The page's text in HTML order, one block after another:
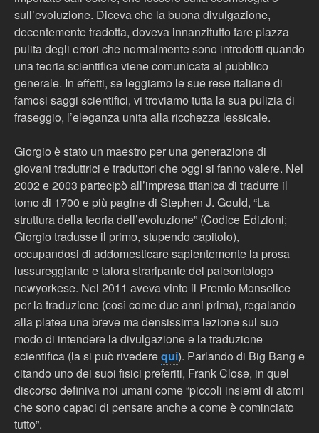
sull’evoluzione. Diceva che la buona divulgazione,
decentemente tradotta, doveva innanzitutto fare piazza
pulita degli errori che normalmente sono introdotti quando
una teoria scientifica viene comunicata al pubblico
generale. In effetti, se leggiamo le sue rese italiane di
famosi saggi scientifici, vi troviamo tutta la sua pulizia di
fraseggio, l’eleganza unita alla ricchezza lessicale.
Giorgio è stato un maestro per una generazione di
giovani traduttrici e traduttori che oggi si fanno valere. Nel
2002 e 2003 partecipò all’impresa titanica di tradurre il
tomo di 1700 e più pagine di Stephen J. Gould, “La
struttura della teoria dell’evoluzione” (Codice Edizioni;
Giorgio tradusse il primo, stupendo capitolo),
occupandosi di addomesticare sapientemente la prosa
lussureggiante e talora straripante del paleontologo
newyorkese. Nel 2011 aveva vinto il Premio Monselice
per la traduzione (così come due anni prima), regalando
alla platea una breve ma densissima lezione sul suo
modo di intendere la divulgazione e la traduzione
scientifica (la si può rivederequi). Parlando di Big Bang e
citando uno dei suoi fisici preferiti, Frank Close, in quel
discorso definiva noi umani come “piccoli insiemi di atomi
che sono capaci di pensare anche a come è cominciato
tutto”.